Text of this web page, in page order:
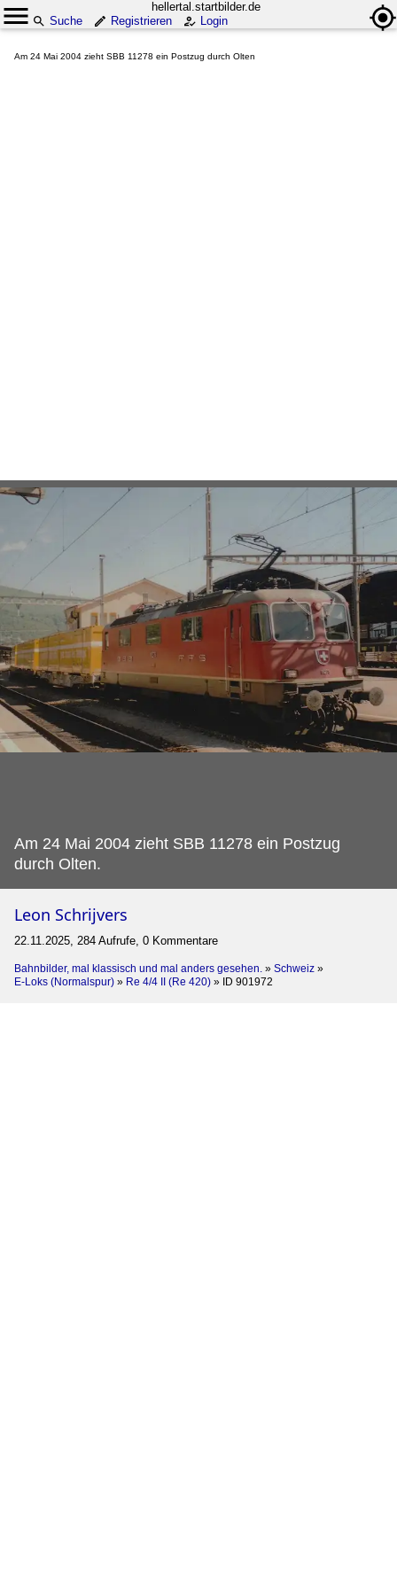
hellertal.startbilder.de
Suche
Registrieren Login
Am 24 Mai 2004 zieht SBB 11278 ein Postzug durch Olten
Am 24 Mai 2004 zieht SBB 11278 ein Postzug
durch Olten.
Leon Schrijvers
22.11.2025, 284 Aufrufe, 0 Kommentare
Bahnbilder, mal klassisch und mal anders gesehen. » Schweiz »
E-Loks (Normalspur) » Re 4/4 II (Re 420) » ID 901972